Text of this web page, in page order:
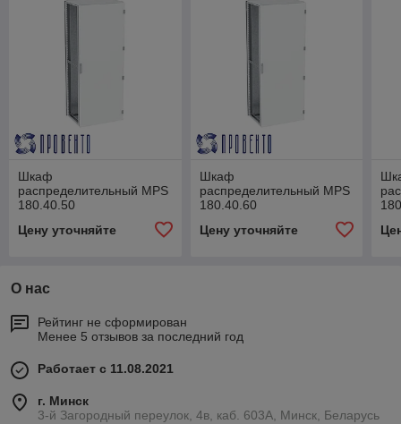
Шкаф
распределительный MPS
180.40.50
Цену уточняйте
Шкаф
распределительный MPS
180.40.60
Цену уточняйте
О нас
Рейтинг не сформирован
Менее 5 отзывов за последний год
Работает с 11.08.2021
г. Минск
3-й Загородный переулок, 4в, каб. 603А, Минск, Беларусь